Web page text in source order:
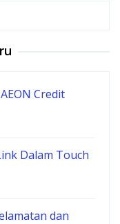
Credit
Dalam Touch
dan